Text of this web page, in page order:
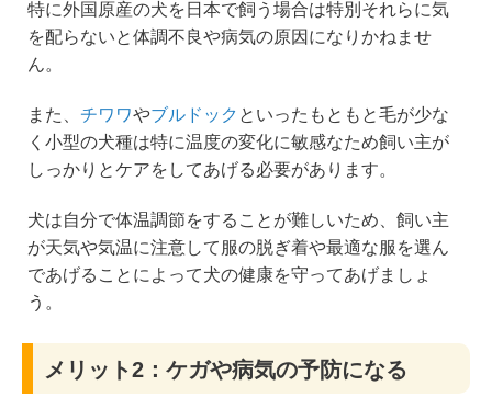
特に外国原産の犬を日本で飼う場合は特別それらに気
を配らないと体調不良や病気の原因になりかねませ
ん。
また、 チワワやブルドック といったもともと毛が少な
く小型の犬種は特に温度の変化に敏感なため飼い主が
しっかりとケアをしてあげる必要があります。
犬は自分で体温調節をすることが難しいため、飼い主
が天気や気温に注意して服の脱ぎ着や最適な服を選ん
であげることによって犬の健康を守ってあげましょ
う。
メリット2：ケガや病気の予防になる